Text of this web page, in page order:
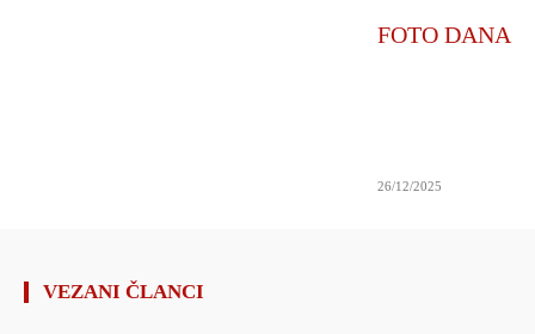
FOTO DANA
26/12/2025
VEZANI ČLANCI